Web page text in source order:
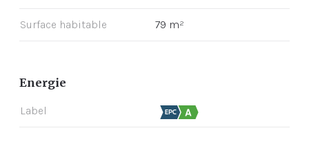
Surface habitable 79 m²
Energie
Label